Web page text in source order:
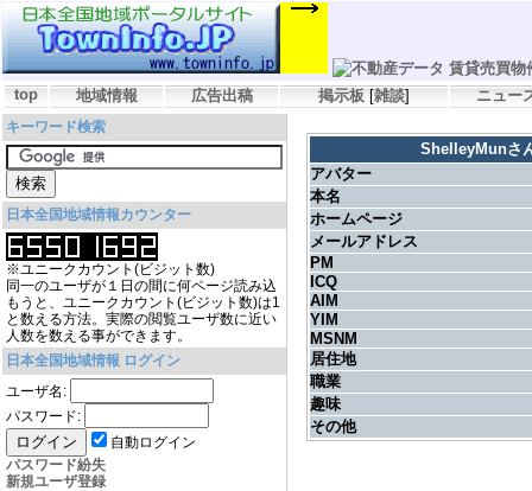
top 地域情報 広告出稿 掲示板 [雑談] ニュー
キーワード検索
日本全国地域情報カウンター
※ユニークカウント(ビジット数)
同一のユーザが１日の間に何ページ読み込
もうと、ユニークカウント(ビジット数)は1
と数える方法。実際の閲覧ユーザ数に近い
人数を数える事ができます。
日本全国地域情報 ログイン
ユーザ名:
パスワード:
自動ログイン
パスワード紛失
新規ユーザ登録
ShelleyMunさ
アバター
本名
ホームページ
メールアドレス
PM
ICQ
AIM
YIM
MSNM
居住地
職業
趣味
その他